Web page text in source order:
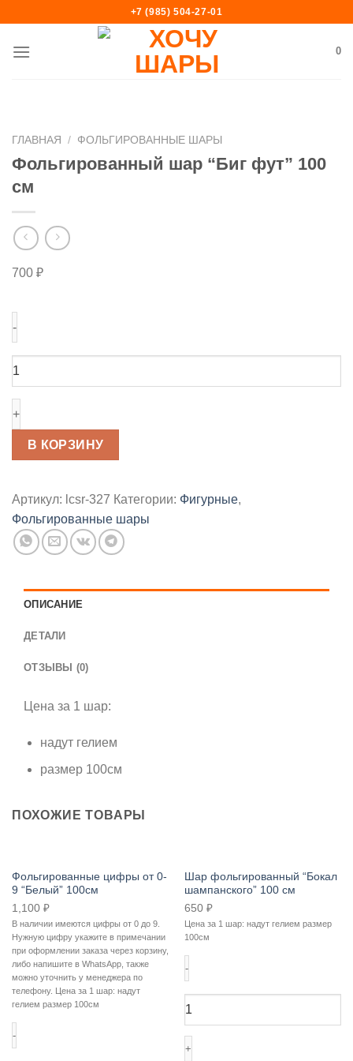
content
+7 (985) 504-27-01
0
ГЛАВНАЯ / ФОЛЬГИРОВАННЫЕ ШАРЫ
Фольгированный шар “Биг фут” 100
см
700 ₽
товара
Фольгированный
фут"
100
В КОРЗИНУ
Артикул: lcsr-327 Категории: Фигурные,
Фольгированные шары
ОПИСАНИЕ
ДЕТАЛИ
ОТЗЫВЫ (0)
Цена за 1 шар:
надут гелием
размер 100см
ПОХОЖИЕ ТОВАРЫ
Фольгированные цифры от 0-
9 “Белый” 100см
1,100 ₽
В наличии имеются цифры от 0 до 9.
Нужную цифру укажите в примечании
при оформлении заказа через корзину,
либо напишите в WhatsApp, также
можно уточнить у менеджера по
телефону. Цена за 1 шар: надут
гелием размер 100см
Шар фольгированный “Бокал
шампанского” 100 см
650 ₽
Цена за 1 шар: надут гелием размер
100см
товара
"Бокал